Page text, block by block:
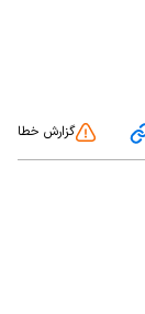
گزارش خطا